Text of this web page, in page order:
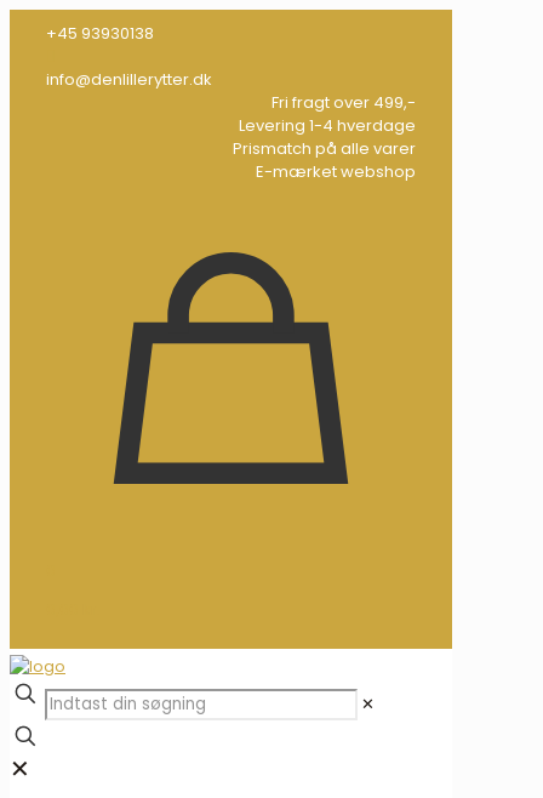
+45 93930138
info@denlillerytter.dk
Fri fragt over 499,-
Levering 1-4 hverdage
Prismatch på alle varer
E-mærket webshop
✕
✕